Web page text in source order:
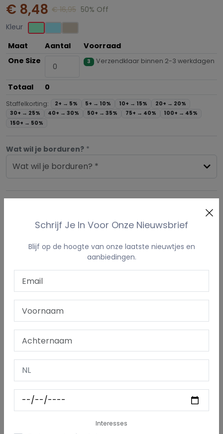
€ 8,48 € 16,95 50% Off
Kleur
Maat
Aantal
Voorraad
One Size
3 Verzendklaar binnen 2-3 werkdagen
Totaal 0
Staffelkorting: 2+ → 5% 5+ → 10% 10+ → 15% 20+ → 20%
30+ → 25% 40+ →30% 50+ →35% 75+ → 40% 100+ → 45%
150+ → 50%
Wat wil je borduren? *
Wat wil je borduren? *
PRODUCT OMSCHRIJVING
STAFFELKORTING
LEVERTERMIJN & VERZENDING
Dit schattige slingeraapje van ca. 25 cm zittend heeft lange
armpjes en beentjes, met velcrohandjes zodat het makkelijk
bevestigd kan worden aan een buggy, kinderbedje of
kinderwagen. Het draagt een klein T-shirtje waarop de naam
of een korte boodschap rechtstreeks wordt geborduurd. Een
vrolijk en gepersonaliseerd cadeautje voor de allerkleinsten.
Schrijf Je In Voor Onze Nieuwsbrief
Blijf op de hoogte van onze laatste nieuwtjes en
aanbiedingen.
Interesses